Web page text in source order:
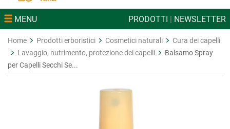
MENU PRODOTTI | NEWSLETTER
Home Prodotti erboristici Cosmetici naturali
Cura dei capelli
Lavaggio, nutrimento, protezione dei capelli
Balsamo Spray
per Capelli Secchi Se...